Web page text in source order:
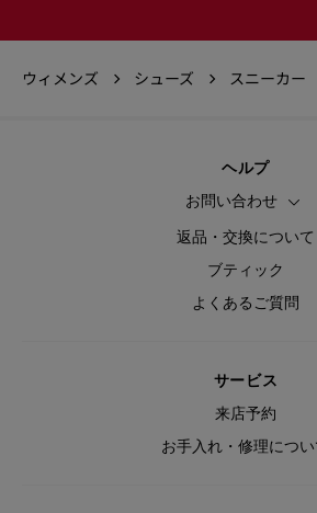
ウィメンズ シューズ スニーカー
ヘルプ
お問い合わせ
返品・交換について
ブティック
よくあるご質問
サービス
来店予約
お手入れ・修理につい